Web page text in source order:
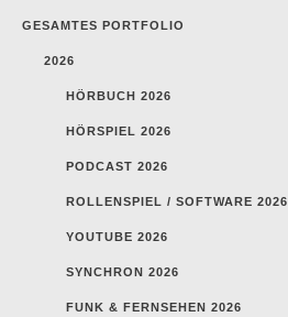
GESAMTES PORTFOLIO
2026
HÖRBUCH 2026
HÖRSPIEL 2026
PODCAST 2026
ROLLENSPIEL / SOFTWARE 2026
YOUTUBE 2026
SYNCHRON 2026
FUNK & FERNSEHEN 2026